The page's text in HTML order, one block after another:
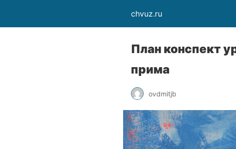
chvuz.ru
План конспект
прима
ovdmitjb